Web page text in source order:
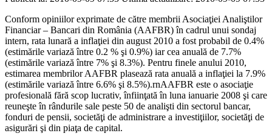
Conform opiniilor exprimate de către membrii Asociaţiei Analiştilor
Financiar – Bancari din România (AAFBR) în cadrul unui sondaj
intern, rata lunară a inflaţiei din august 2010 a fost probabil de 0.4%
(estimările variază între 0.2 % şi 0.9%) iar cea anuală de 7.7%
(estimările variază între 7% şi 8.3%). Pentru finele anului 2010,
estimarea membrilor AAFBR plasează rata anuală a inflaţiei la 7.9%
(estimările variază între 6.6% şi 8.5%).rnAAFBR este o asociaţie
profesională fără scop lucrativ, înfiinţată în luna ianuarie 2008 şi care
reuneşte în rândurile sale peste 50 de analişti din sectorul bancar,
fonduri de pensii, societăţi de administrare a investiţiilor, societăţi de
asigurări şi din piaţa de capital.